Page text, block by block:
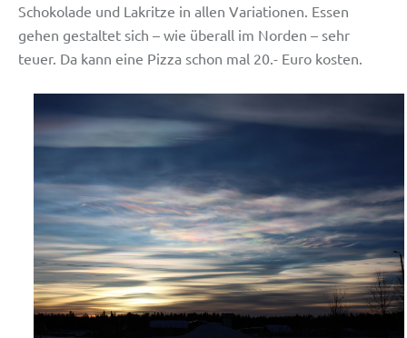
Schokolade und Lakritze in allen Variationen. Essen
gehen gestaltet sich – wie überall im Norden – sehr
teuer. Da kann eine Pizza schon mal 20.- Euro kosten.